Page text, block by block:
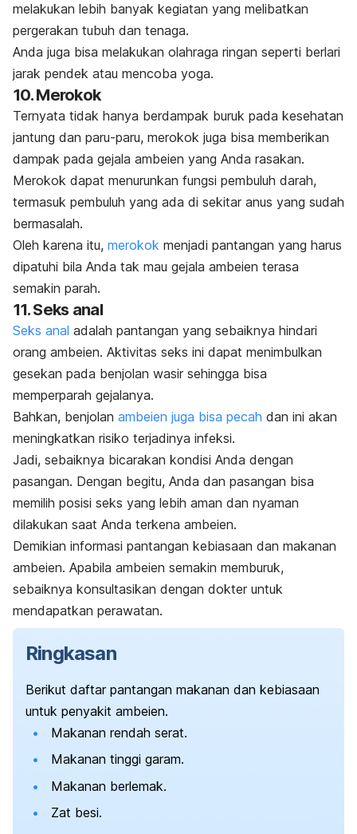
melakukan lebih banyak kegiatan yang melibatkan
pergerakan tubuh dan tenaga.
Anda juga bisa melakukan olahraga ringan seperti berlari
jarak pendek atau mencoba yoga.
10. Merokok
Ternyata tidak hanya berdampak buruk pada kesehatan
jantung dan paru-paru, merokok juga bisa memberikan
dampak pada gejala ambeien yang Anda rasakan.
Merokok dapat menurunkan fungsi pembuluh darah,
termasuk pembuluh yang ada di sekitar anus yang sudah
bermasalah.
Oleh karena itu, merokok menjadi pantangan yang harus
dipatuhi bila Anda tak mau gejala ambeien terasa
semakin parah.
11. Seks anal
Seks anal adalah pantangan yang sebaiknya hindari
orang ambeien. Aktivitas seks ini dapat menimbulkan
gesekan pada benjolan wasir sehingga bisa
memperparah gejalanya.
Bahkan, benjolan ambeien juga bisa pecah dan ini akan
meningkatkan risiko terjadinya infeksi.
Jadi, sebaiknya bicarakan kondisi Anda dengan
pasangan. Dengan begitu, Anda dan pasangan bisa
memilih posisi seks yang lebih aman dan nyaman
dilakukan saat Anda terkena ambeien.
Demikian informasi pantangan kebiasaan dan makanan
ambeien. Apabila ambeien semakin memburuk,
sebaiknya konsultasikan dengan dokter untuk
mendapatkan perawatan.
Ringkasan
Berikut daftar pantangan makanan dan kebiasaan
untuk penyakit ambeien.
Makanan rendah serat.
Makanan tinggi garam.
Makanan berlemak.
Zat besi.